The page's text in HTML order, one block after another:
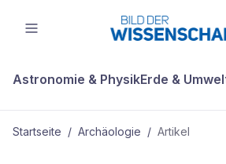
Astronomie & PhysikErde &
Startseite / Archäologie / Artikel